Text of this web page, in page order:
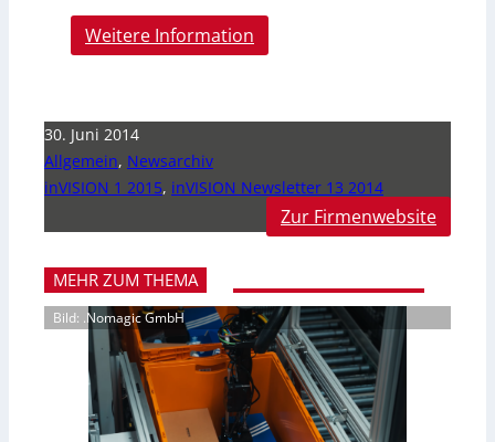
Weitere Information
30. Juni 2014
Allgemein, Newsarchiv
inVISION 1 2015, inVISION Newsletter 13 2014
Zur Firmenwebsite
MEHR ZUM THEMA
Bild: .Nomagic GmbH